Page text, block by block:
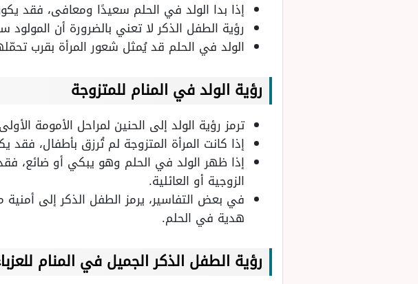
إذا بدا الولد في الحلم سعيدًا ومعافى، فقد
رؤية الطفل الذكر لا تعني بالضرورة أن
الولد في الحلم قد يُمثل شعور المرأة بقرب
رؤية الولد في المنام للمتزوجة
ترمز رؤية الولد إلى الحنين لمراحل الأمومة
إذا كانت المرأة المتزوجة لم تُرزق بأطفال، فقد
إذا ظهر الولد في الحلم وهو يبكي أو ضائع،
الزوجية أو العائلية.
في بعض التفاسير، يرمز الطفل الذكر إلى
هدية في الحلم.
رؤية الطفل الذكر الجميل في المنام